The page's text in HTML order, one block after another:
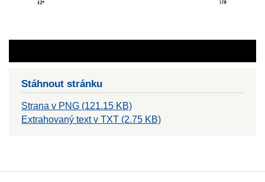
Stáhnout stránku
Strana v PNG (121.15 KB)
Extrahovaný text v TXT (2.75 KB)